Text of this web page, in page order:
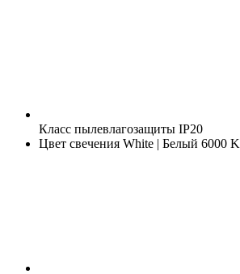
Класс пылевлагозащиты IP20
Цвет свечения White | Белый 6000 K